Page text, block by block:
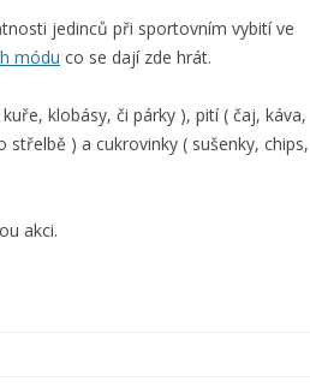
jedinců při sportovním vybití ve
módu co se dají zde hrát.
klobásy, či párky ), pití ( čaj, káva,
) a cukrovinky ( sušenky, chips,
akci.